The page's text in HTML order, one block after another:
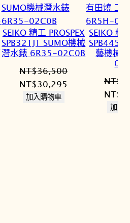
SEIKO 精工 PROSPEX
SPB321J1 SUMO機械
潛水錶 6R35-02C0B
NT$36,500
原
始
NT$30,295
加入購物車
SEIKO 精
藝機械
NT$
原
始
NT$
加入